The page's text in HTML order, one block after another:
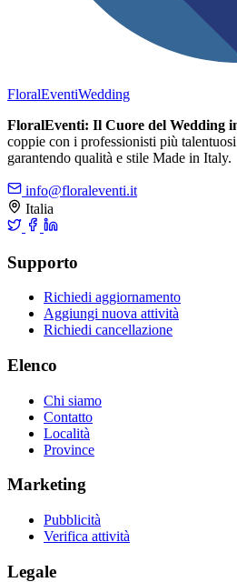
FloralEventiWedding
FloralEventi: Il Cuore del Wedding
coppie con i professionisti più
garantendo qualità e stile Made in Italy.
info@floraleventi.it
Italia
Supporto
Richiedi aggiornamento
Aggiungi nuova attività
Richiedi cancellazione
Elenco
Chi siamo
Contatto
Località
Province
Marketing
Pubblicità
Verifica attività
Legale